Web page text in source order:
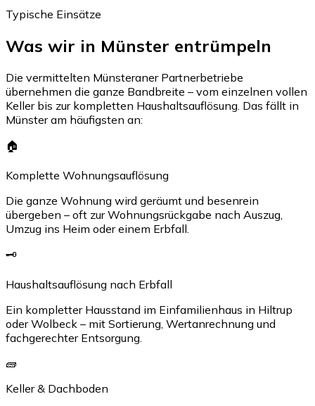
Typische Einsätze
Was wir in Münster entrümpeln
Die vermittelten Münsteraner Partnerbetriebe
übernehmen die ganze Bandbreite – vom einzelnen vollen
Keller bis zur kompletten Haushaltsauflösung. Das fällt in
Münster am häufigsten an:
🏠
Komplette Wohnungsauflösung
Die ganze Wohnung wird geräumt und besenrein
übergeben – oft zur Wohnungsrückgabe nach Auszug,
Umzug ins Heim oder einem Erbfall.
🗝️
Haushaltsauflösung nach Erbfall
Ein kompletter Hausstand im Einfamilienhaus in Hiltrup
oder Wolbeck – mit Sortierung, Wertanrechnung und
fachgerechter Entsorgung.
🧱
Keller & Dachboden